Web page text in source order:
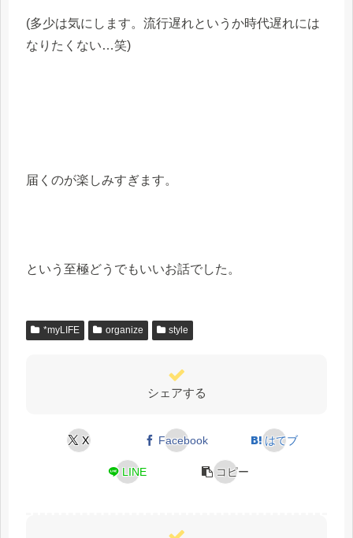
(多少は気にします。流行遅れというか時代遅れには
なりたくない…笑)
届くのが楽しみすぎます。
という至極どうでもいいお話でした。
*myLIFE organize style
シェアする
X Facebook はてブ
LINE コピー